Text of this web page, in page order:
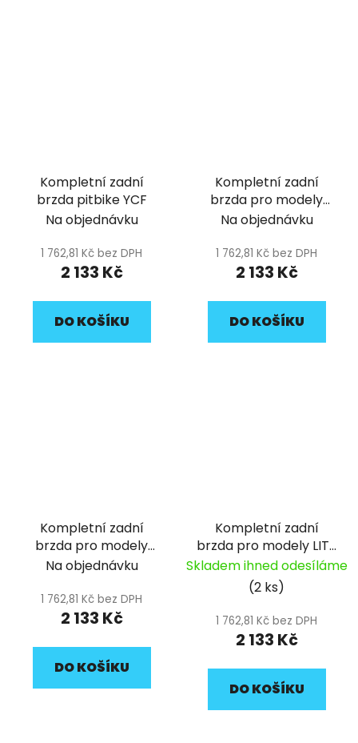
Kompletní zadní
brzda pitbike YCF
Na objednávku
1 762,81 Kč bez DPH
2 133 Kč
DO KOŠÍKU
Kompletní zadní
brzda pro modely
50A pitbike YCF
Na objednávku
1 762,81 Kč bez DPH
2 133 Kč
DO KOŠÍKU
Kompletní zadní
brzda pro modely
50A/50E pitbike YCF
Na objednávku
1 762,81 Kč bez DPH
2 133 Kč
DO KOŠÍKU
Kompletní zadní
brzda pro modely LITE
pitbike YCF
Skladem ihned odesíláme
(2 ks)
1 762,81 Kč bez DPH
2 133 Kč
DO KOŠÍKU